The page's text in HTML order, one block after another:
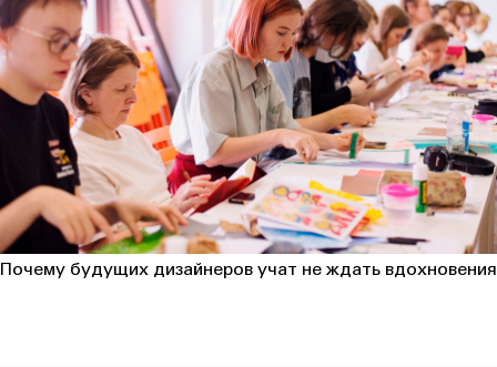
Почему будущих дизайнеров учат не ждать вдохновения